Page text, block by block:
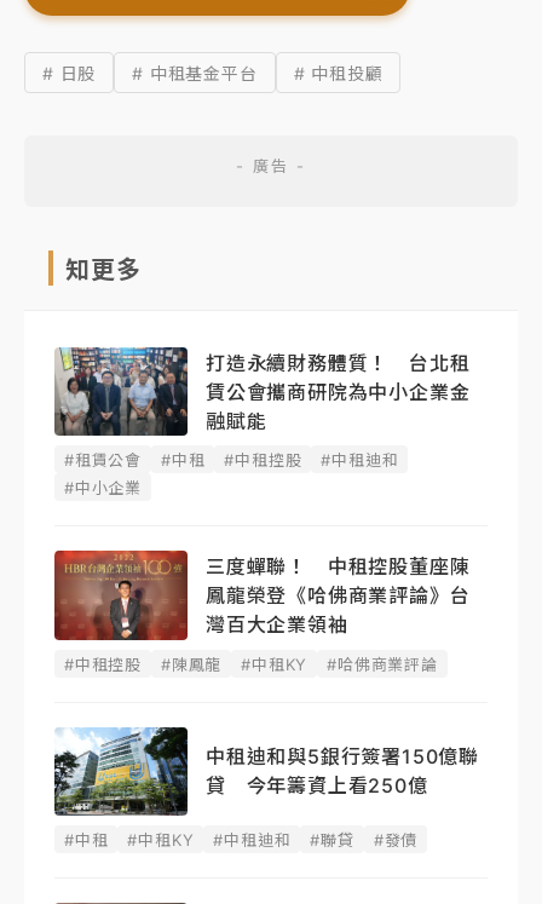
# 日股 # 中租基金平台 # 中租投顧
知更多
打造永續財務體質！ 台北租
賃公會攜商研院為中小企業金
融賦能
#租賃公會 #中租 #中租控股
#中租迪和
#中小企業
三度蟬聯！ 中租控股董座陳
鳳龍榮登《哈佛商業評論》台
灣百大企業領袖
#中租控股 #陳鳳龍 #中租KY #哈佛商業評論
中租迪和與5銀行簽署150億聯
貸 今年籌資上看250億
#中租 #中租KY #中租迪和 #聯貸 #發債